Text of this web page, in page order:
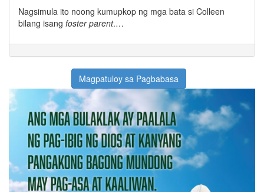
Nagsimula ito noong kumupkop ng mga bata si Colleen
bilang isang foster parent.…
Magpatuloy sa Pagbabasa